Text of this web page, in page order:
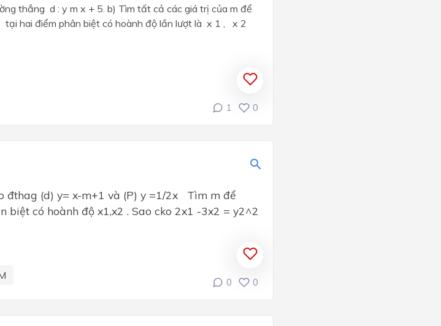
thẳng d : y m x + 5. b) Tìm tất cả các giá trị của m để
hai điểm phân biệt có hoành độ lần lượt là x 1 , x 2
1 0
đthag (d) y= x-m+1 và (P) y =1/2x Tìm m để
biệt có hoành độ x1,x2 . Sao cko 2x1 -3x2 = y2^2
0 0